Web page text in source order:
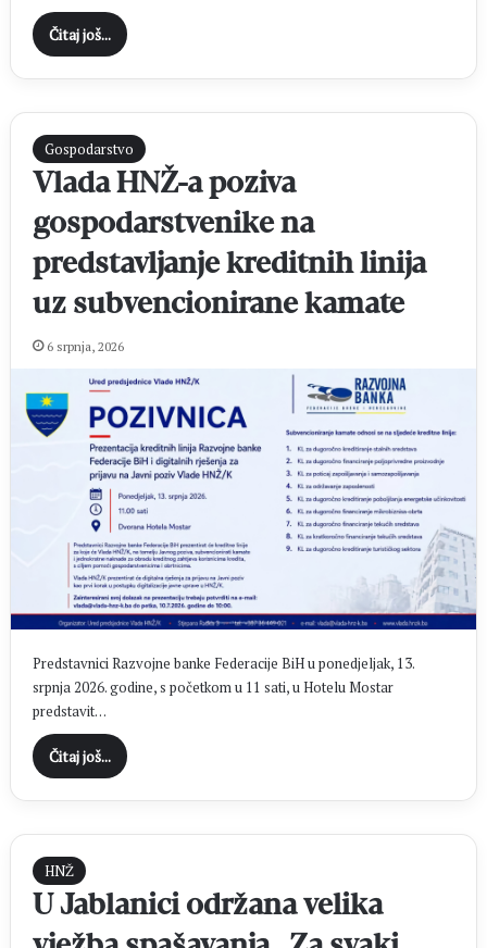
Čitaj još...
Gospodarstvo
Vlada HNŽ-a poziva
gospodarstvenike na
predstavljanje kreditnih linija
uz subvencionirane kamate
6 srpnja, 2026
Predstavnici Razvojne banke Federacije BiH u ponedjeljak, 13.
srpnja 2026. godine, s početkom u 11 sati, u Hotelu Mostar
predstavit…
Čitaj još...
HNŽ
U Jablanici održana velika